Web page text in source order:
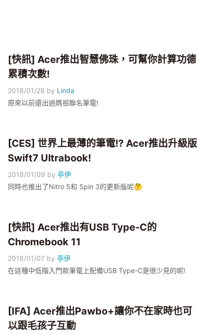
[快訊] Acer推出智慧佛珠，可幫你計算功德
累積次數!
2018/01/28 by Linda
原來以前還出過媽祖聯名筆電!
[CES] 世界上最薄的筆電!? Acer推出升級版
Swift7 Ultrabook!
2018/01/09 by亭伊
同時也推出了Nitro 5和 Spin 3的更新版呢🤔
[快訊] Acer推出有USB Type-C的
Chromebook 11
2018/01/07 by亭伊
在這種中低階入門款筆電上配備USB Type-C是很少見的呢!
[IFA] Acer推出Pawbo+讓你不在家時也可
以跟毛孩子互動